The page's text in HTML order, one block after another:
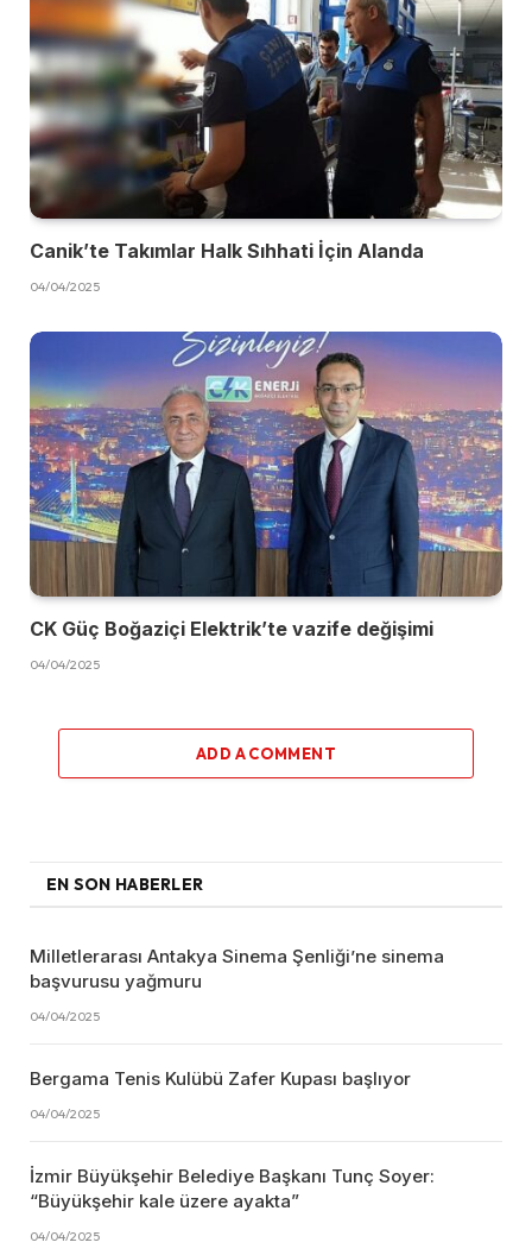
Canik’te Takımlar Halk Sıhhati İçin Alanda
04/04/2025
CK Güç Boğaziçi Elektrik’te vazife değişimi
04/04/2025
ADD A COMMENT
EN SON HABERLER
Milletlerarası Antakya Sinema Şenliği’ne sinema
başvurusu yağmuru
04/04/2025
Bergama Tenis Kulübü Zafer Kupası başlıyor
04/04/2025
İzmir Büyükşehir Belediye Başkanı Tunç Soyer:
“Büyükşehir kale üzere ayakta”
04/04/2025